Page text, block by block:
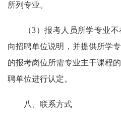
所列专业。
（3）报考人员所学专业
向招聘单位说明，并提供所学
的报考岗位所需专业主干课程
聘单位进行认定。
八、联系方式